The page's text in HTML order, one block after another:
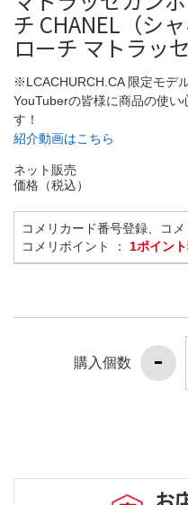
チ CHANEL（シ
ローチ マトラッ
※LCACHURCH.CA 限定モデ
YouTuberの皆様に商品の使い
す！
紹介動画はこちら
ネット販売
価格（税込）
コメリカード番号登録、コ
コメリポイント ： 1ポイン
購入個数